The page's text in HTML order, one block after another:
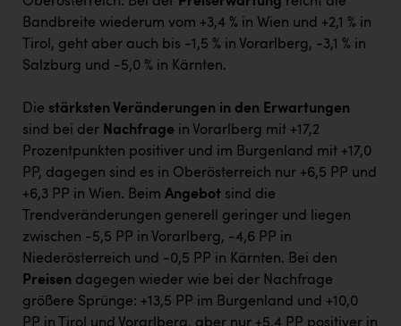
Bandbreite wiederum vom +3,4 % in Wien und +2,1 % in
Tirol, geht aber auch bis -1,5 % in Vorarlberg, -3,1 % in
Salzburg und -5,0 % in Kärnten.
Die stärksten Veränderungen in den Erwartungen
sind bei der Nachfrage in Vorarlberg mit +17,2
Prozentpunkten positiver und im Burgenland mit +17,0
PP, dagegen sind es in Oberösterreich nur +6,5 PP und
+6,3 PP in Wien. Beim Angebot sind die
Trendveränderungen generell geringer und liegen
zwischen -5,5 PP in Vorarlberg, -4,6 PP in
Niederösterreich und -0,5 PP in Kärnten. Bei den
Preisen dagegen wieder wie bei der Nachfrage
größere Sprünge: +13,5 PP im Burgenland und +10,0